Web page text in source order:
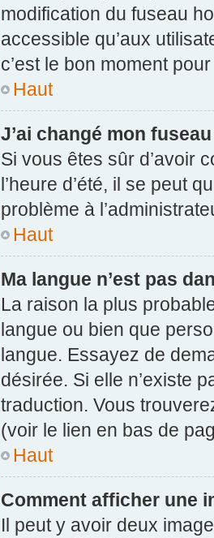
modification du fuseau
accessible qu’aux
c’est le bon moment
Haut
J’ai changé mon
Si vous êtes sûr d’avoir
l’heure d’été, il se peut
problème à
Haut
Ma langue n’est pas
La raison la plus
langue ou bien que
langue. Essayez de
désirée. Si elle n’existe
traduction. Vous
(voir le lien en bas de
Haut
Comment afficher une
Il peut y avoir deux